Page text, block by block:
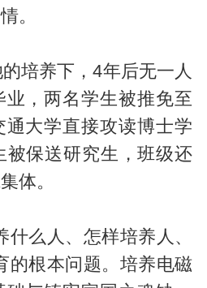
。
培养下，4年后无一人
，两名学生被推免至
大学直接攻读博士学
被保送研究生，班级还
体。
什么人、怎样培养人、
的根本问题。培养电磁